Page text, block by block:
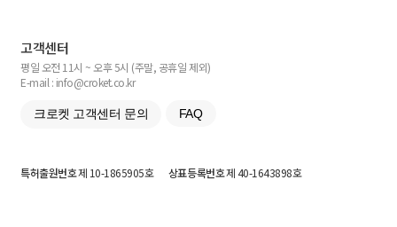
고객센터
평일 오전 11시 ~ 오후 5시 (주말, 공휴일 제외)
E-mail : info@croket.co.kr
크로켓 고객센터 문의 FAQ
특허출원번호제 10-1865905호 상표등록번호제 40-1643898호